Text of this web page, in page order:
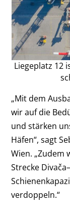
Liegeplatz 12
„Mit dem
wir auf die
und stärken
Häfen“, sagt
Wien. „Zudem
Strecke
verdoppeln.“